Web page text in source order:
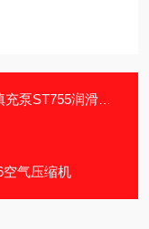
ST755润滑油简介
气压缩机